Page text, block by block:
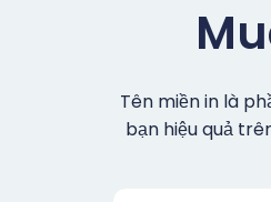
Tên miền in là
bạn hiệu quả